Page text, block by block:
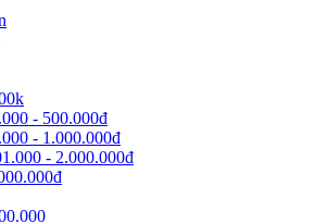
- 500.000đ
- 1.000.000đ
- 2.000.000đ